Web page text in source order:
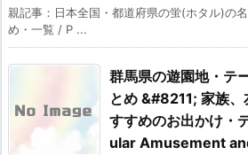
親記事：日本全国・都道府県の蛍(ホタル)の
め・一覧 / P ...
群馬県の遊園地・テ
とめ &#8211; 家族
すすめのお出かけ・
ular Amusement